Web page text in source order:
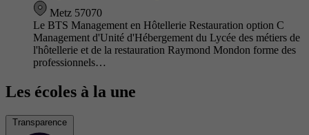
Metz 57070
Le BTS Management en Hôtellerie Restauration option C
Management d'Unité d'Hébergement du Lycée des métiers de
l'hôtellerie et de la restauration Raymond Mondon forme des
professionnels…
Les écoles à la une
Transparence